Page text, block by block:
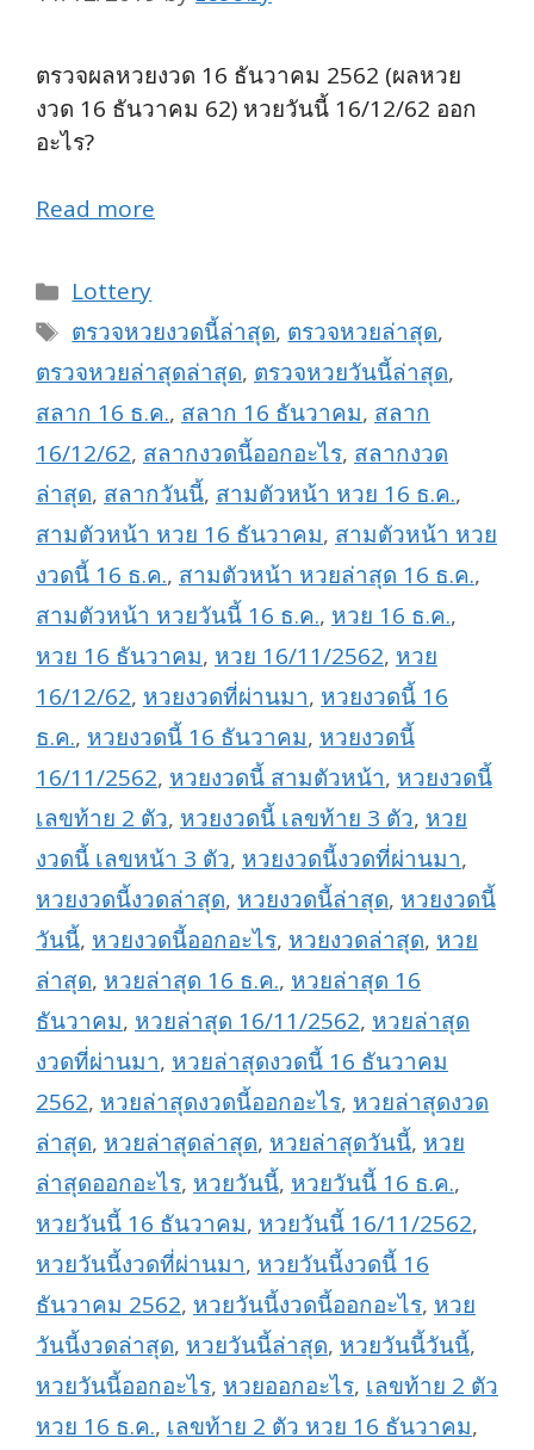
ตรวจผลหวยงวด 16 ธันวาคม 2562 (ผลหวย
งวด 16 ธันวาคม 62) หวยวันนี้ 16/12/62 ออก
อะไร?
Read more
Categories
Lottery
Tags
ตรวจหวยงวดนี้ล่าสุด, ตรวจหวยล่าสุด,
ตรวจหวยล่าสุดล่าสุด, ตรวจหวยวันนี้ล่าสุด,
สลาก 16 ธ.ค., สลาก 16 ธันวาคม, สลาก
16/12/62, สลากงวดนี้ออกอะไร, สลากงวด
ล่าสุด, สลากวันนี้, สามตัวหน้า หวย 16 ธ.ค.,
สามตัวหน้า หวย 16 ธันวาคม, สามตัวหน้า หวย
งวดนี้ 16 ธ.ค., สามตัวหน้า หวยล่าสุด 16 ธ.ค.,
สามตัวหน้า หวยวันนี้ 16 ธ.ค., หวย 16 ธ.ค.,
หวย 16 ธันวาคม, หวย 16/11/2562, หวย
16/12/62, หวยงวดที่ผ่านมา, หวยงวดนี้ 16
ธ.ค., หวยงวดนี้ 16 ธันวาคม, หวยงวดนี้
16/11/2562, หวยงวดนี้ สามตัวหน้า, หวยงวดนี้
เลขท้าย 2 ตัว, หวยงวดนี้ เลขท้าย 3 ตัว, หวย
งวดนี้ เลขหน้า 3 ตัว, หวยงวดนี้งวดที่ผ่านมา,
หวยงวดนี้งวดล่าสุด, หวยงวดนี้ล่าสุด, หวยงวดนี้
วันนี้, หวยงวดนี้ออกอะไร, หวยงวดล่าสุด, หวย
ล่าสุด, หวยล่าสุด 16 ธ.ค., หวยล่าสุด 16
ธันวาคม, หวยล่าสุด 16/11/2562, หวยล่าสุด
งวดที่ผ่านมา, หวยล่าสุดงวดนี้ 16 ธันวาคม
2562, หวยล่าสุดงวดนี้ออกอะไร, หวยล่าสุดงวด
ล่าสุด, หวยล่าสุดล่าสุด, หวยล่าสุดวันนี้, หวย
ล่าสุดออกอะไร, หวยวันนี้, หวยวันนี้ 16 ธ.ค.,
หวยวันนี้ 16 ธันวาคม, หวยวันนี้ 16/11/2562,
หวยวันนี้งวดที่ผ่านมา, หวยวันนี้งวดนี้ 16
ธันวาคม 2562, หวยวันนี้งวดนี้ออกอะไร, หวย
วันนี้งวดล่าสุด, หวยวันนี้ล่าสุด, หวยวันนี้วันนี้,
หวยวันนี้ออกอะไร, หวยออกอะไร, เลขท้าย 2 ตัว
หวย 16 ธ.ค., เลขท้าย 2 ตัว หวย 16 ธันวาคม,